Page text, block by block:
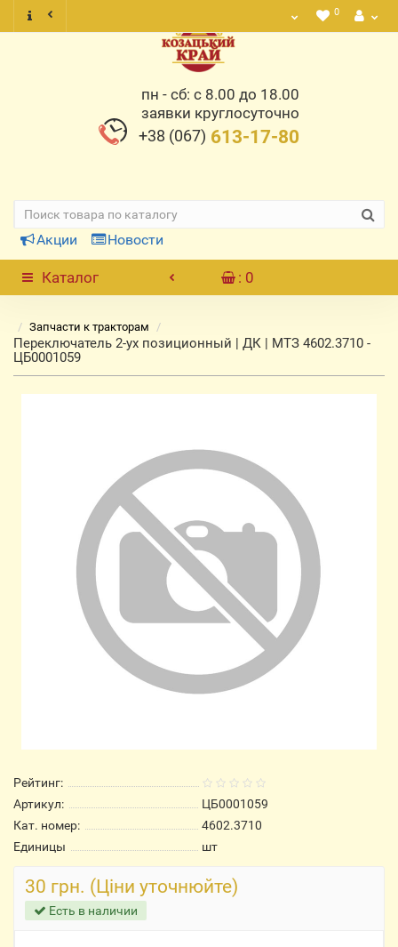
0
пн - сб: с 8.00 до 18.00
заявки круглосуточно
+38 (067) 613-17-80
Акции Новости
Каталог : 0
Запчасти к тракторам
Переключатель 2-ух позиционный | ДК | МТЗ 4602.3710 -
ЦБ0001059
Рейтинг:
Артикул:
ЦБ0001059
Кат. номер:
4602.3710
Единицы
шт
30 грн. (Ціни уточнюйте)
Есть в наличии